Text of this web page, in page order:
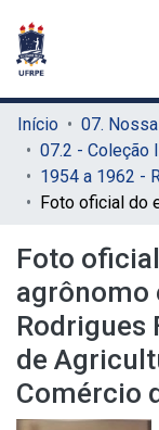
Início
07.
Foto
agrônomo
Rodrigues
de
Comércio